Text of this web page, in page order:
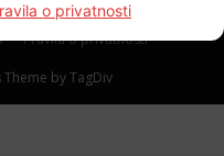
o privatnosti
Pravila o privatnosti
by TagDiv